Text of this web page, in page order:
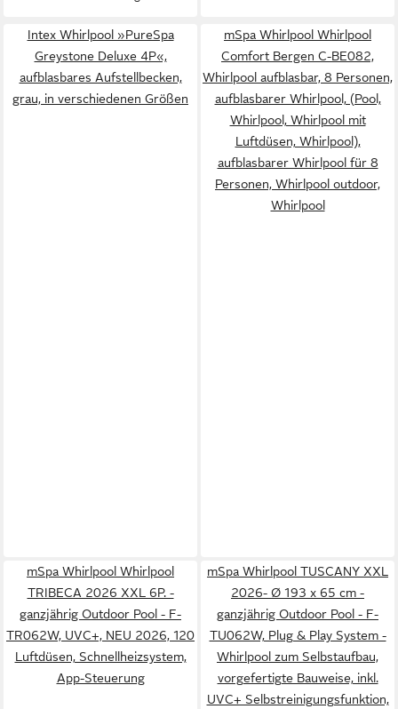
Schicht-PVC - LED
Fernbedienung -
Selbstaufblasbar), Pool
Viereckig - Ozongenerator -
Intex Whirlpool »PureSpa
Greystone Deluxe 4P«,
aufblasbares Aufstellbecken,
grau, in verschiedenen Größen
mSpa Whirlpool Whirlpool
Comfort Bergen C-BE082,
Whirlpool aufblasbar, 8 Personen,
aufblasbarer Whirlpool, (Pool,
Whirlpool, Whirlpool mit
Luftdüsen, Whirlpool),
aufblasbarer Whirlpool für 8
Personen, Whirlpool outdoor,
Whirlpool
mSpa Whirlpool Whirlpool
TRIBECA 2026 XXL 6P. -
ganzjährig Outdoor Pool - F-
TR062W, UVC+, NEU 2026, 120
Luftdüsen, Schnellheizsystem,
App-Steuerung
mSpa Whirlpool TUSCANY XXL
2026- Ø 193 x 65 cm -
ganzjährig Outdoor Pool - F-
TU062W, Plug & Play System -
Whirlpool zum Selbstaufbau,
vorgefertigte Bauweise, inkl.
UVC+ Selbstreinigungsfunktion,